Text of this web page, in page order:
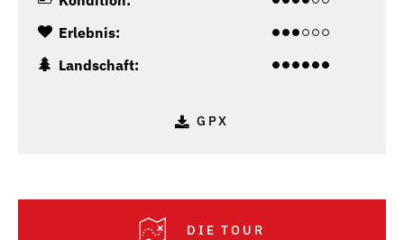
Erlebnis:
Landschaft:
GPX
DIE TOUR